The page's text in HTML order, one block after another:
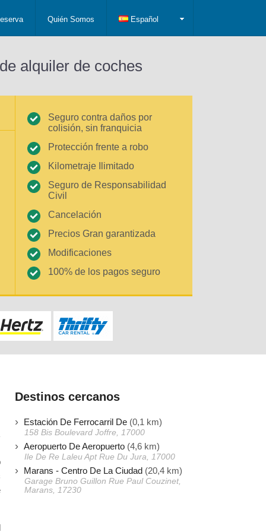
Quién Somos Español
alquiler de coches
Seguro contra daños por
colisión, sin franquicia
Protección frente a robo
Kilometraje Ilimitado
Seguro de Responsabilidad
Civil
Cancelación
Precios Gran garantizada
Modificaciones
100% de los pagos seguro
Destinos cercanos
Estación De Ferrocarril De (0,1 km)
158 Bis Boulevard Joffre, 17000
Aeropuerto De Aeropuerto (4,6 km)
Ile De Re Laleu Apt Rue Du Jura, 17000
Marans - Centro De La Ciudad (20,4 km)
Garage Bruno Guillon Rue Paul Couzinet,
Marans, 17230